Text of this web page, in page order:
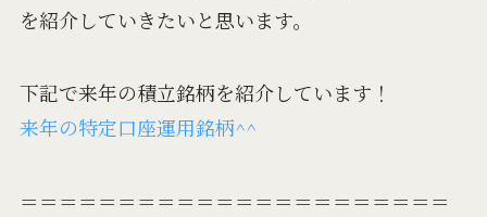
を紹介していきたいと思います。
下記で来年の積立銘柄を紹介しています！
来年の特定口座運用銘柄^^
＝＝＝＝＝＝＝＝＝＝＝＝＝＝＝＝＝＝＝＝＝＝